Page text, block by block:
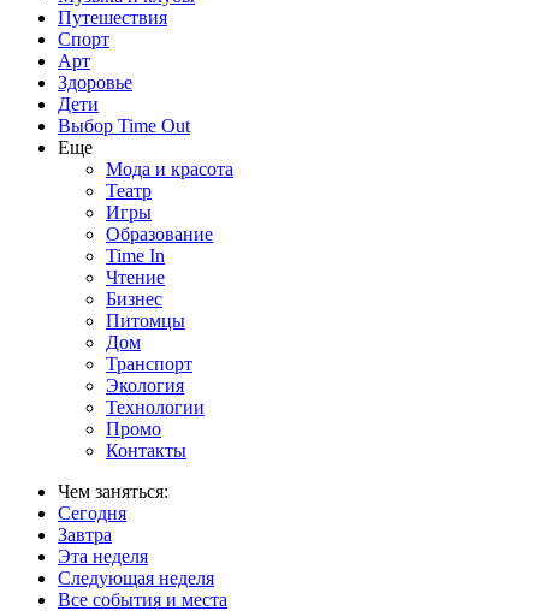
Путешествия
Спорт
Арт
Здоровье
Дети
Выбор Time Out
Еще
Мода и красота
Театр
Игры
Образование
Time In
Чтение
Бизнес
Питомцы
Дом
Транспорт
Экология
Технологии
Промо
Контакты
Чем заняться:
Сегодня
Завтра
Эта неделя
Следующая неделя
Все события и места